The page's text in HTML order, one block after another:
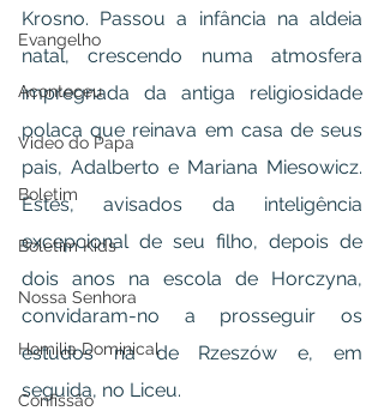
Evangelho
Aconteceu
Video do Papa
Boletim
Boletim Kids
Nossa Senhora
Homilia Dominical
Confissão
Krosno. Passou a infância na aldeia
natal, crescendo numa atmosfera
impregnada da antiga religiosidade
polaca que reinava em casa de seus
pais, Adalberto e Mariana Miesowicz.
Estes, avisados da inteligência
excepcional de seu filho, depois de
dois anos na escola de Horczyna,
convidaram-no a prosseguir os
estudos na de Rzeszów e, em
seguida, no Liceu.